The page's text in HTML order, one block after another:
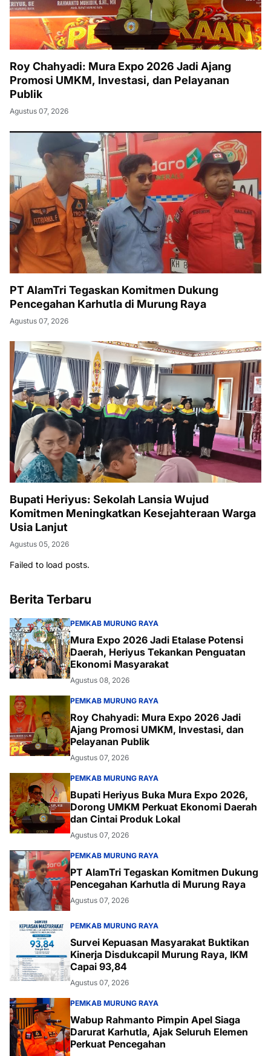
Roy Chahyadi: Mura Expo 2026 Jadi Ajang
Promosi UMKM, Investasi, dan Pelayanan
Publik
Agustus 07, 2026
PT AlamTri Tegaskan Komitmen Dukung
Pencegahan Karhutla di Murung Raya
Agustus 07, 2026
Bupati Heriyus: Sekolah Lansia Wujud
Komitmen Meningkatkan Kesejahteraan Warga
Usia Lanjut
Agustus 05, 2026
Failed to load posts.
Berita Terbaru
PEMKAB MURUNG RAYA
Mura Expo 2026 Jadi Etalase Potensi
Daerah, Heriyus Tekankan Penguatan
Ekonomi Masyarakat
Agustus 08, 2026
PEMKAB MURUNG RAYA
Roy Chahyadi: Mura Expo 2026 Jadi
Ajang Promosi UMKM, Investasi, dan
Pelayanan Publik
Agustus 07, 2026
PEMKAB MURUNG RAYA
Bupati Heriyus Buka Mura Expo 2026,
Dorong UMKM Perkuat Ekonomi Daerah
dan Cintai Produk Lokal
Agustus 07, 2026
PEMKAB MURUNG RAYA
PT AlamTri Tegaskan Komitmen Dukung
Pencegahan Karhutla di Murung Raya
Agustus 07, 2026
PEMKAB MURUNG RAYA
Survei Kepuasan Masyarakat Buktikan
Kinerja Disdukcapil Murung Raya, IKM
Capai 93,84
Agustus 07, 2026
PEMKAB MURUNG RAYA
Wabup Rahmanto Pimpin Apel Siaga
Darurat Karhutla, Ajak Seluruh Elemen
Perkuat Pencegahan